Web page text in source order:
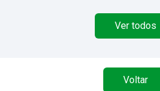
Ver todos
Voltar